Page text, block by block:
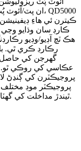
ڪيترن ئي هاءِ
هڪ ٽچ آڊيو/وڊيو
رڪارڊ ڪري ٿي.
گهرجن کي حاصل
عڪاسي کي روڪي ٿو.
پروجيڪٽر موڊ
ٿيندڙ مداخلت کي گهٽائڻ لاءِ بهترين تصويري معيار فراهم ڪري ٿو.